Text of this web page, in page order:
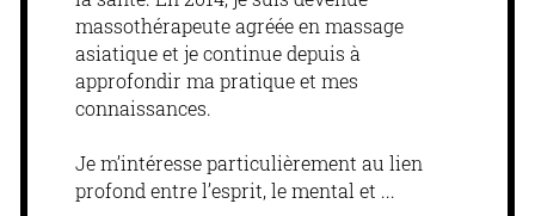
massothérapeute agréée en massage
asiatique et je continue depuis à
approfondir ma pratique et mes
connaissances.
Je m’intéresse particulièrement au lien
profond entre l’esprit, le mental et